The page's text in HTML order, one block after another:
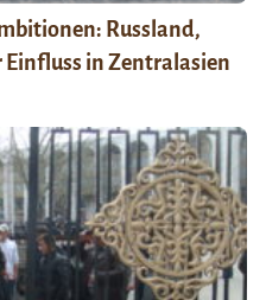
Russland,
in Zentralasien